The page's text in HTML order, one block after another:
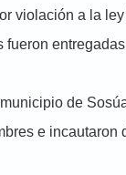
violación a la
de
e incautaron